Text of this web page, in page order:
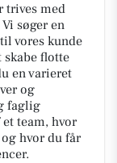
trives med
søger en
vores kunde
flotte
en varieret
og
faglig
team, hvor
hvor du får